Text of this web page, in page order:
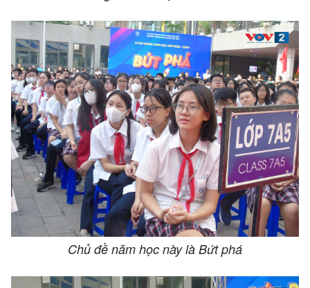
Chủ đề năm học này là Bứt phá